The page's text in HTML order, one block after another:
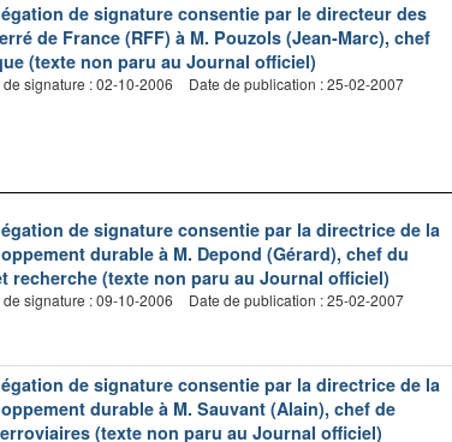
de signature consentie par le directeur des
de France (RFF) à M. Pouzols (Jean-Marc), chef
(texte non paru au Journal officiel)
de signature : 02-10-2006 Date de publication : 25-02-2007
de signature consentie par la directrice de la
durable à M. Depond (Gérard), chef du
recherche (texte non paru au Journal officiel)
de signature : 09-10-2006 Date de publication : 25-02-2007
de signature consentie par la directrice de la
durable à M. Sauvant (Alain), chef de
(texte non paru au Journal officiel)